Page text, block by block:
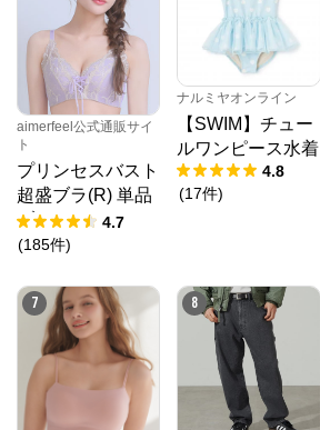
aimerfeel公式通販サイ
ト
プリンセスバスト
超盛ブラ(R) 単品
ブラジャー4.7
(185件)
ナルミヤオンライン
【SWIM】チュー
ルワンピース水着
4.8
(17件)
7 8